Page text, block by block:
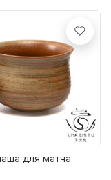
для матча